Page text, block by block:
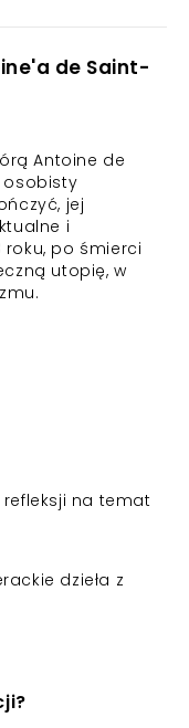
de Saint-
Antoine de
osobisty
jej
i
roku, po śmierci
utopię, w
na temat
dzieła z